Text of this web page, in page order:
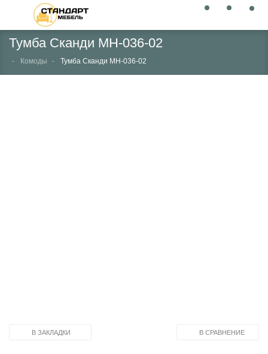
Тумба Сканди МН-036-02
Комоды Тумба Сканди МН-036-02
В ЗАКЛАДКИ В СРАВНЕНИЕ